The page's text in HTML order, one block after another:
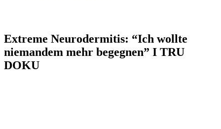
Extreme Neurodermitis: “Ich wollte
niemandem mehr begegnen” I TRU
DOKU